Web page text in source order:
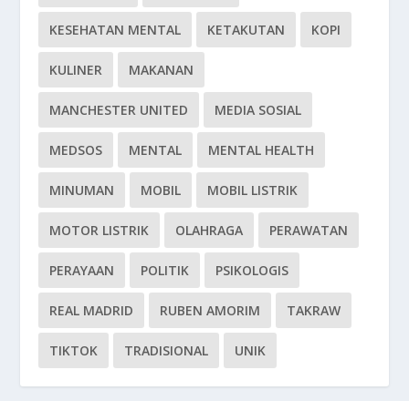
KESEHATAN MENTAL KETAKUTAN KOPI
KULINER MAKANAN
MANCHESTER UNITED MEDIA SOSIAL
MEDSOS MENTAL MENTAL HEALTH
MINUMAN MOBIL MOBIL LISTRIK
MOTOR LISTRIK OLAHRAGA PERAWATAN
PERAYAAN POLITIK PSIKOLOGIS
REAL MADRID RUBEN AMORIM TAKRAW
TIKTOK TRADISIONAL UNIK